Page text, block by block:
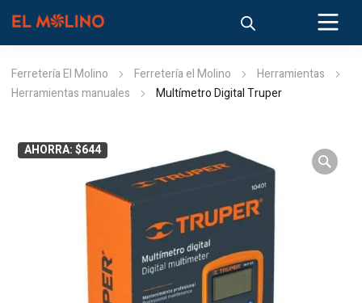
Ferretería El Molino Ferretería el Molino
Herramientas
Herramientas manuales
Multímetro Digital Truper
AHORRA: $644